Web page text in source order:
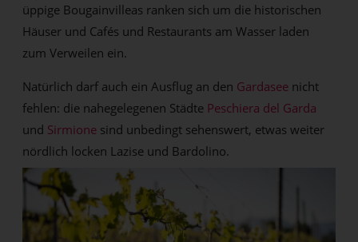
üppige Bougainvilleas ranken sich um die historischen
Häuser und Cafés und Restaurants am Wasser laden
zum Verweilen ein.
Natürlich darf auch ein Ausflug an den Gardasee nicht
fehlen: die nahegelegenen Städte Peschiera del Garda
und Sirmione sind unbedingt sehenswert, etwas weiter
nördlich locken Lazise und Bardolino.